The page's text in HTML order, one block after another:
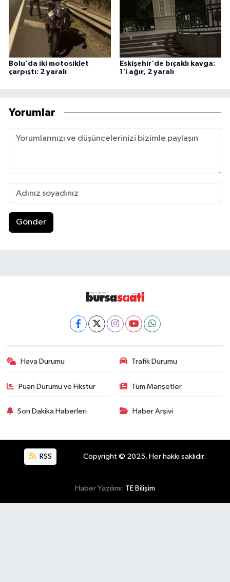
Bolu'da iki motosiklet
çarpıştı: 2 yaralı
Eskişehir'de bıçaklı kavga:
1'i ağır, 2 yaralı
Yorumlar
Gönder
Hava Durumu Trafik Durumu
Puan Durumu ve Fikstür Tüm Manşetler
Son Dakika Haberleri Haber Arşivi
RSS Copyright © 2025. Her hakkı saklıdır.
Haber Yazılımı: TE Bilişim